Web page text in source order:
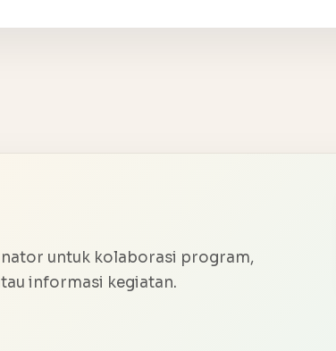
untuk kolaborasi program,
informasi kegiatan.